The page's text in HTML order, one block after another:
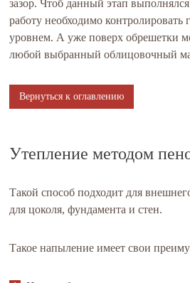
зазор. Чтоб данный этап
работу необходимо контролировать
уровнем. А уже поверх обрешетки
любой выбранный облицовочный
Вернуться к оглавлению
Утепление методом
Такой способ подходит для
для цоколя, фундамента и стен.
Такое напыление имеет свои